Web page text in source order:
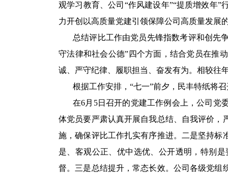
观学习教育、公司“作风建设年”“提质增效年
力开创以高质量党建引领保障公司高质量发展
总结评比工作由党员先锋指数考评和创先
守法律和社会公德”四个方面，结合党员在推
诚、严守纪律、履职担当、奋发有为。相较往
根据工作安排，“七一”前夕，民丰特纸将
在6月 5日召开的党建工作例会上，公司党
体党员要严肃认真开展自我总结、自我评价
施，确保评比工作扎实有序推进。二是坚持
是、客观公正、优中选优、公开透明，特别
督。三是总结提升，常态长效。公司各级党